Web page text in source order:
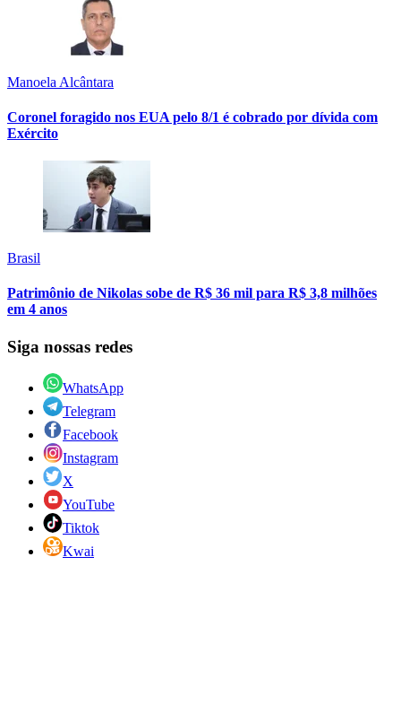
Manoela Alcântara
Coronel foragido nos EUA pelo 8/1 é cobrado por dívida com
Exército
Brasil
Patrimônio de Nikolas sobe de R$ 36 mil para R$ 3,8 milhões
em 4 anos
Siga nossas redes
WhatsApp
Telegram
Facebook
Instagram
X
YouTube
Tiktok
Kwai